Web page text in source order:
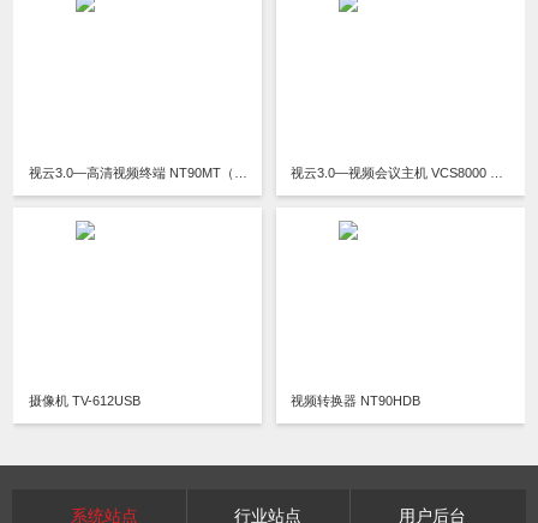
摄像机 TV-612USB 视频转换器 NT90HDB
系统站点 行业站点 用户后台